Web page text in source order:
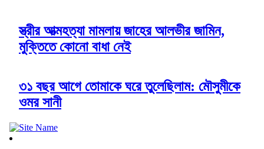
স্ত্রীর আত্মহত্যা মামলায় জাহের আলভীর জামিন,
মুক্তিতে কোনো বাধা নেই
৩১ বছর আগে তোমাকে ঘরে তুলেছিলাম: মৌসুমীকে
ওমর সানী